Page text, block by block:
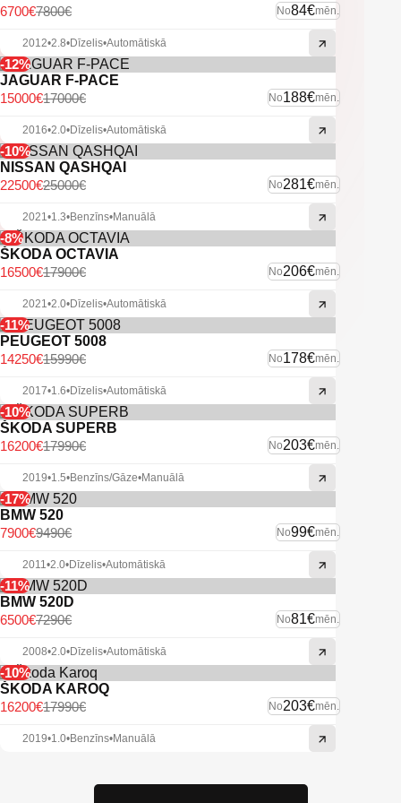
No84€mēn.
7800€
6700€
2012•2.8•Dīzelis•Automātiskā
-12%
JAGUAR F-PACE
No188€mēn.
17000€
15000€
2016•2.0•Dīzelis•Automātiskā
-10%
NISSAN QASHQAI
No281€mēn.
25000€
22500€
2021•1.3•Benzīns•Manuālā
-8%
ŠKODA OCTAVIA
No206€mēn.
17900€
16500€
2021•2.0•Dīzelis•Automātiskā
-11%
PEUGEOT 5008
No178€mēn.
15990€
14250€
2017•1.6•Dīzelis•Automātiskā
-10%
ŠKODA SUPERB
No203€mēn.
17990€
16200€
2019•1.5•Benzīns/Gāze•Manuālā
-17%
BMW 520
No99€mēn.
9490€
7900€
2011•2.0•Dīzelis•Automātiskā
-11%
BMW 520D
No81€mēn.
7290€
6500€
2008•2.0•Dīzelis•Automātiskā
-10%
ŠKODA KAROQ
No203€mēn.
17990€
16200€
2019•1.0•Benzīns•Manuālā